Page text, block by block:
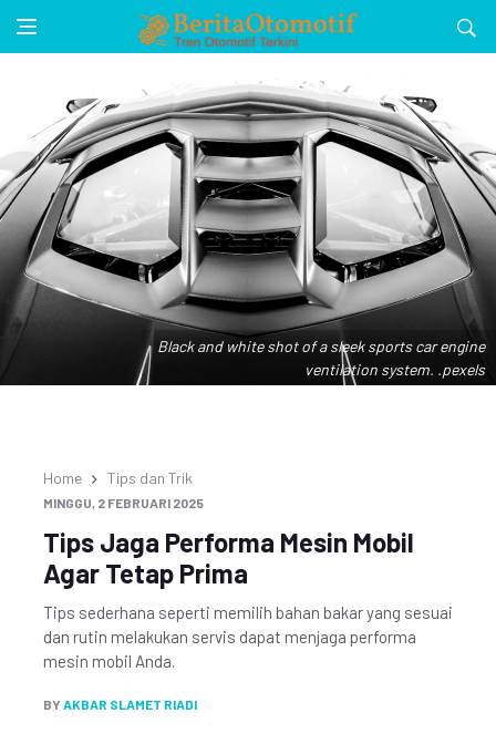
Black and white shot of a sleek sports car engine
ventilation system. .pexels
Home Tips dan Trik
MINGGU, 2 FEBRUARI 2025
Tips Jaga Performa Mesin Mobil
Agar Tetap Prima
Tips sederhana seperti memilih bahan bakar yang sesuai
dan rutin melakukan servis dapat menjaga performa
mesin mobil Anda.
BY AKBAR SLAMET RIADI